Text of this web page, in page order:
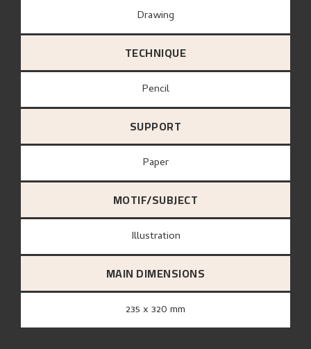
Drawing
TECHNIQUE
Pencil
SUPPORT
paper
MOTIF/SUBJECT
Illustration
MAIN DIMENSIONS
235 x 320 mm